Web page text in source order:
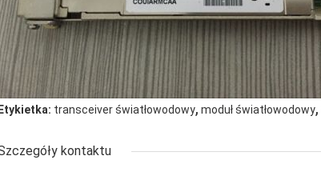
Etykietka: transceiver światłowodowy, moduł światłowodowy,
kontaktu